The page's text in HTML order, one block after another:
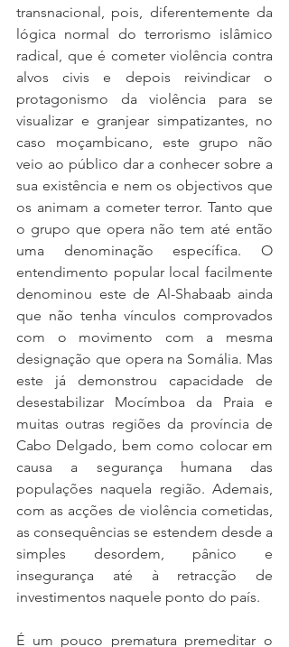
transnacional, pois, diferentemente da
lógica normal do terrorismo islâmico
radical, que é cometer violência contra
alvos civis e depois reivindicar o
protagonismo da violência para se
visualizar e granjear simpatizantes, no
caso moçambicano, este grupo não
veio ao público dar a conhecer sobre a
sua existência e nem os objectivos que
os animam a cometer terror. Tanto que
o grupo que opera não tem até então
uma denominação específica. O
entendimento popular local facilmente
denominou este de Al-Shabaab ainda
que não tenha vínculos comprovados
com o movimento com a mesma
designação que opera na Somália. Mas
este já demonstrou capacidade de
desestabilizar Mocímboa da Praia e
muitas outras regiões da província de
Cabo Delgado, bem como colocar em
causa a segurança humana das
populações naquela região. Ademais,
com as acções de violência cometidas,
as consequências se estendem desde a
simples desordem, pânico e
insegurança até à retracção de
investimentos naquele ponto do país.
É um pouco prematura premeditar o